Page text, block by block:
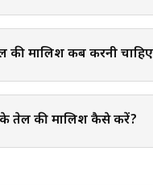
मालिश कब करनी
तेल की मालिश कैसे करें?